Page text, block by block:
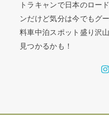
トラキャンで日本のロー
ンだけど気分は今でもグ
料車中泊スポット盛り沢
見つかるかも！